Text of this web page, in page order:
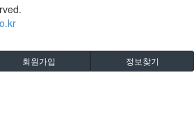
회원가입 정보찾기